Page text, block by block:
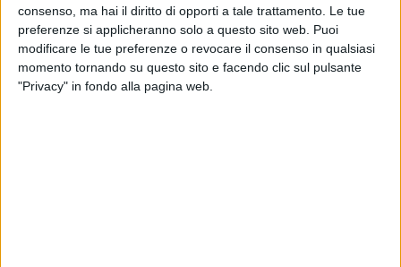
consenso, ma hai il diritto di opporti a tale trattamento. Le tue
preferenze si applicheranno solo a questo sito web. Puoi
modificare le tue preferenze o revocare il consenso in qualsiasi
momento tornando su questo sito e facendo clic sul pulsante
"Privacy" in fondo alla pagina web.
A Barletta arriverà il Capitano Andrea Grasso.
Sia il Maggiore Paolo Milici che Pasqualino Trotta, uscenti
dall'incarico dopo quattro anni di servizio, hanno preso la
parola per ringraziare il Comandante, i propri uomini e le